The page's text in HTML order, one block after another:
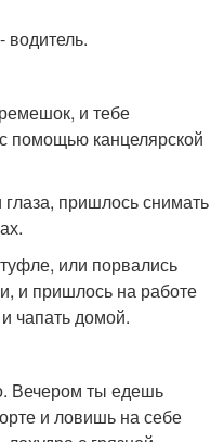
водитель.
и тебе
помощью канцелярской
пришлось снимать
или порвались
и пришлось на работе
чапать домой.
Вечером ты едешь
и ловишь на себе